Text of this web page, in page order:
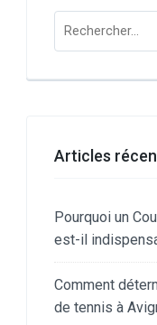
Rechercher :
Articles
Pourquoi un
est-il
Comment
de tennis à